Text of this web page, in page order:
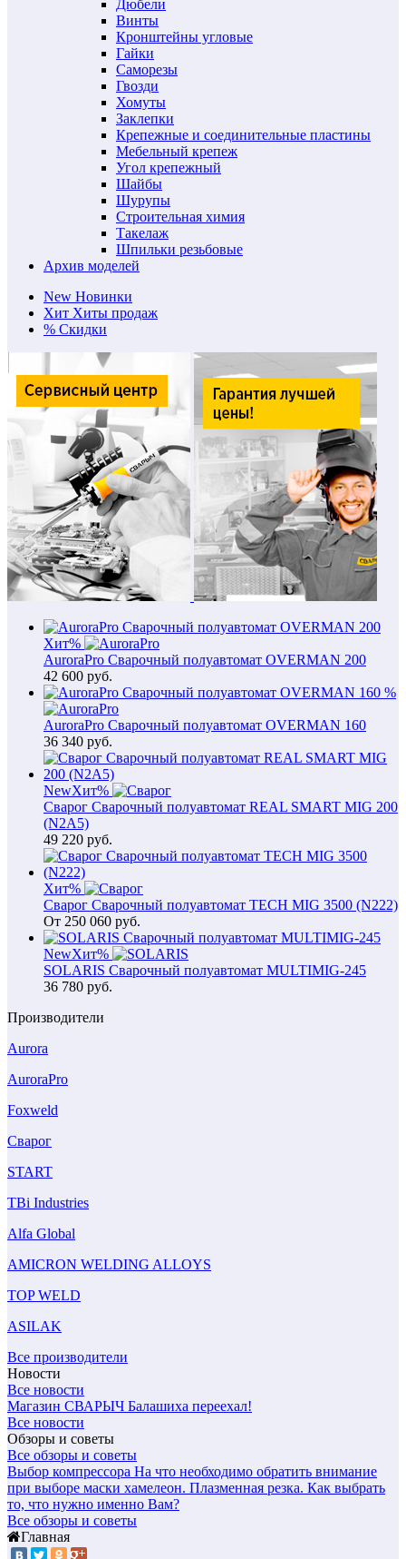
Дюбели
Винты
Кронштейны угловые
Гайки
Саморезы
Гвозди
Хомуты
Заклепки
Крепежные и соединительные пластины
Мебельный крепеж
Угол крепежный
Шайбы
Шурупы
Строительная химия
Такелаж
Шпильки резьбовые
Архив моделей
New Новинки
Хит Хиты продаж
% Скидки
Хит%
AuroraPro Сварочный полуавтомат OVERMAN 200
42 600 руб.
%
AuroraPro Сварочный полуавтомат OVERMAN 160
36 340 руб.
NewХит%
Сварог Сварочный полуавтомат REAL SMART MIG 200
(N2A5)
49 220 руб.
Хит%
Сварог Сварочный полуавтомат TECH MIG 3500 (N222)
От 250 060 руб.
NewХит%
SOLARIS Сварочный полуавтомат MULTIMIG-245
36 780 руб.
Производители
Aurora
AuroraPro
Foxweld
Сварог
START
TBi Industries
Alfa Global
AMICRON WELDING ALLOYS
TOP WELD
ASILAK
Все производители
Новости
Все новости
Магазин СВАРЫЧ Балашиха переехал!
Все новости
Обзоры и советы
Все обзоры и советы
Выбор компрессора На что необходимо обратить внимание
при выборе маски хамелеон. Плазменная резка. Как выбрать
то, что нужно именно Вам?
Все обзоры и советы
Главная